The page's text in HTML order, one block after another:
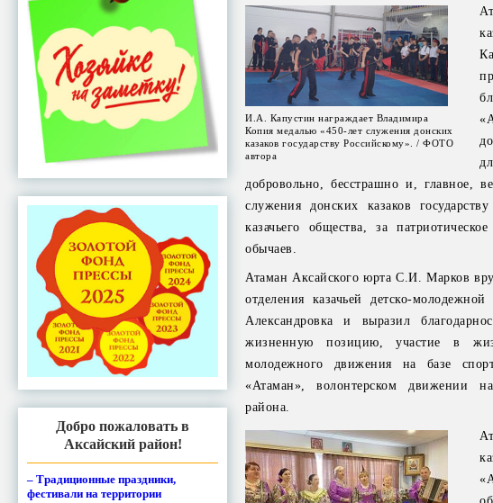
Добро пожаловать в
Аксайский район!
– Традиционные праздники,
фестивали на территории
И.А. Капустин награждает Владимира
Копия медалью «450-лет служения донских
казаков государству Российскому». / ФОТО
автора
добровольно, бесстрашно и, главное,
служения донских казаков
казачьего общества, за
обычаев.
Атаман Аксайского юрта С.И. Марков
отделения казачьей детско-
Александровка и выразил
жизненную позицию, участие в
молодежного движения на базе
«Атаман», волонтерском движении
района.